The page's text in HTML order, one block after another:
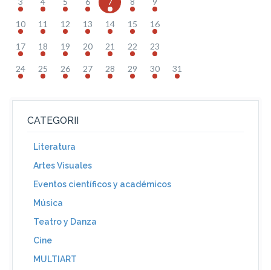
10 11 12 13 14 15 16
17 18 19 20 21 22 23
24 25 26 27 28 29 30 31
CATEGORII
Literatura
Artes Visuales
Eventos científicos y académicos
Música
Teatro y Danza
Cine
MULTIART